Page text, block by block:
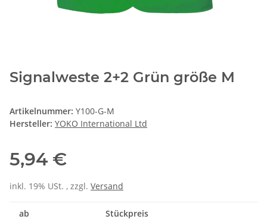
Signalweste 2+2 Grün größe M
Artikelnummer: Y100-G-M
Hersteller: YOKO International Ltd
5,94 €
inkl. 19% USt. , zzgl. Versand
ab Stückpreis